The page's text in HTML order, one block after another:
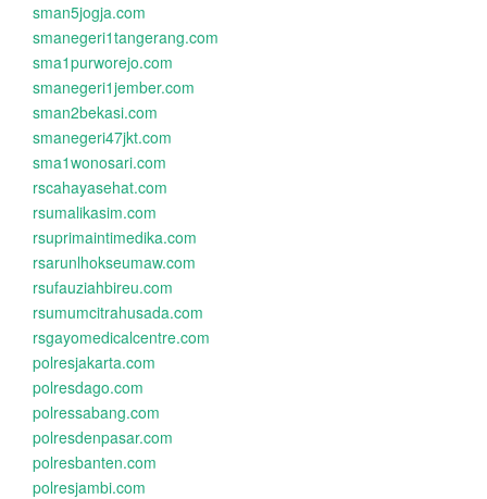
sman5jogja.com
smanegeri1tangerang.com
sma1purworejo.com
smanegeri1jember.com
sman2bekasi.com
smanegeri47jkt.com
sma1wonosari.com
rscahayasehat.com
rsumalikasim.com
rsuprimaintimedika.com
rsarunlhokseumaw.com
rsufauziahbireu.com
rsumumcitrahusada.com
rsgayomedicalcentre.com
polresjakarta.com
polresdago.com
polressabang.com
polresdenpasar.com
polresbanten.com
polresjambi.com